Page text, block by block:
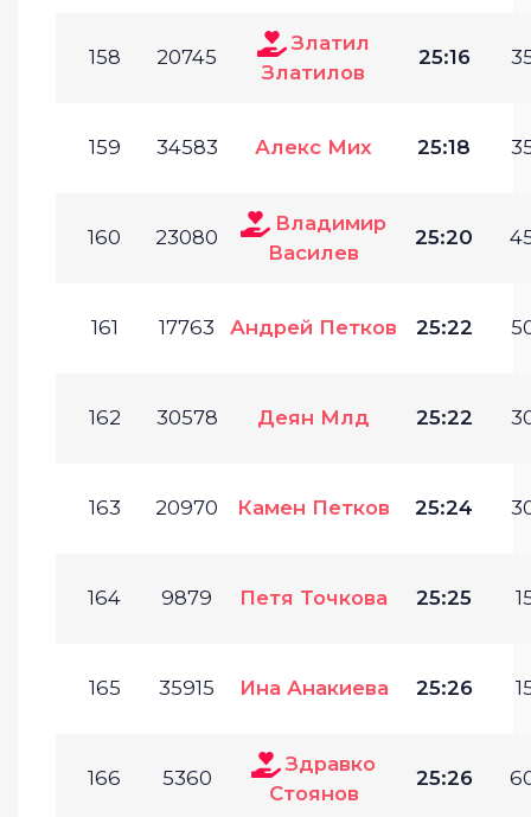
158 20745
Златил
Златилов
25:16
159 34583 Алекс Мих 25:18
160 23080
Владимир
Василев
25:20
161 17763 Андрей Петков 25:22
162 30578 Деян Млд 25:22
163 20970 Камен Петков 25:24
164 9879 Петя Точкова 25:25
165 35915 Ина Анакиева 25:26
166 5360
Здравко
Стоянов
25:26